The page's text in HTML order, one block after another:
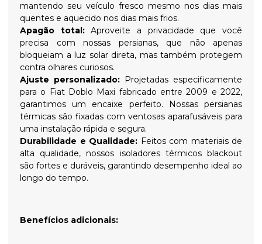
mantendo seu veículo fresco mesmo nos dias mais
quentes e aquecido nos dias mais frios.
Apagão total:Aproveite a privacidade que você
precisa com nossas persianas, que não apenas
bloqueiam a luz solar direta, mas também protegem
contra olhares curiosos.
Ajuste personalizado: Projetadas especificamente
para o Fiat Doblo Maxi fabricado entre 2009 e 2022,
garantimos um encaixe perfeito. Nossas persianas
térmicas são fixadas com ventosas aparafusáveis para
uma instalação rápida e segura.
Durabilidade e Qualidade: Feitos com materiais de
alta qualidade, nossos isoladores térmicos blackout
são fortes e duráveis, garantindo desempenho ideal ao
longo do tempo.
Benefícios adicionais: